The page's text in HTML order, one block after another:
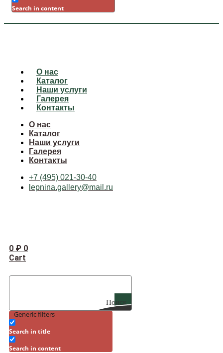
Search in content
О нас
Каталог
Наши услуги
Галерея
Контакты
О нас
Каталог
Наши услуги
Галерея
Контакты
+7 (495) 021-30-40
lepnina.gallery@mail.ru
0 ₽ 0
Cart
Поиск
Generic filters
Search in title
Search in content